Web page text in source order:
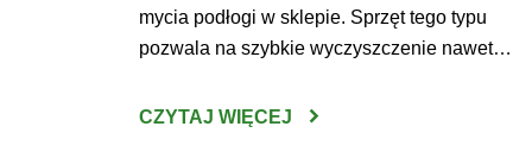
mycia podłogi w sklepie. Sprzęt tego typu
pozwala na szybkie wyczyszczenie nawet
zalety wynikają z posidania tego urządzenia?
CZYTAJ WIĘCEJ